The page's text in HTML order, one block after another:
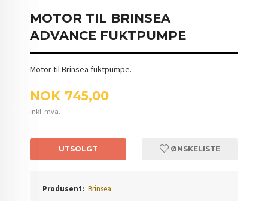
MOTOR TIL BRINSEA
ADVANCE FUKTPUMPE
Motor til Brinsea fuktpumpe.
Pris
NOK 745,00
inkl. mva.
UTSOLGT ØNSKELISTE
Produsent: Brinsea